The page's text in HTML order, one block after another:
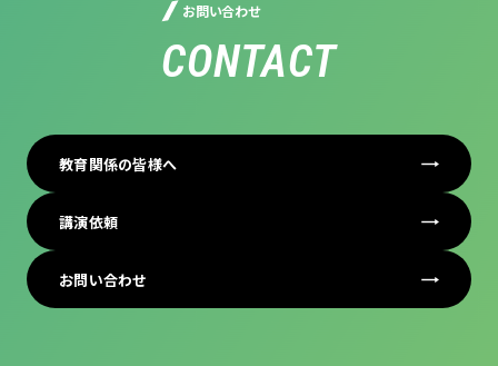
お問い合わせ
CONTACT
教育関係の皆様へ
講演依頼
お問い合わせ